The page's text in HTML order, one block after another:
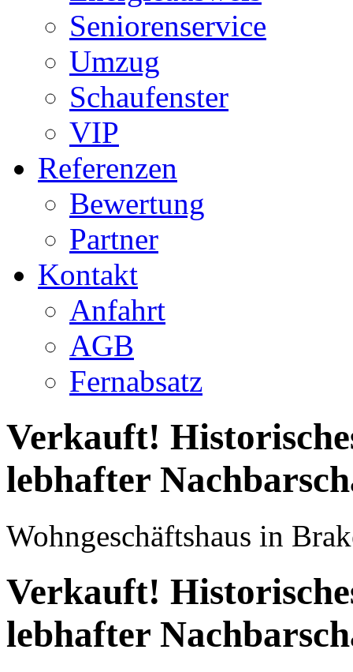
Seniorenservice
Umzug
Schaufenster
VIP
Referenzen
Bewertung
Partner
Kontakt
Anfahrt
AGB
Fernabsatz
Verkauft!
lebhafter
Wohngeschäftshaus in
Verkauft!
lebhafter